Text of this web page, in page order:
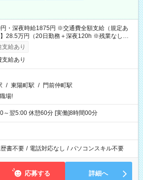
・深夜時給1875円 ※交通費全額支給（規定あ
28.5万円（20日勤務＋深夜120h ※残業なしの場
給あり
支給あり
/ 東陽町駅 / 門前仲町駅
場!
～翌5:00 休憩60分 [実働]8時間00分
書不要 / 電話対応なし / パソコンスキル不要
応募する 詳細へ